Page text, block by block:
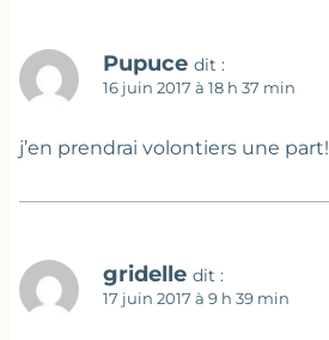
Pupuce dit :
16 juin 2017 à 18 h 37 min
j’en prendrai volontiers une part!
gridelle dit :
17 juin 2017 à 9 h 39 min